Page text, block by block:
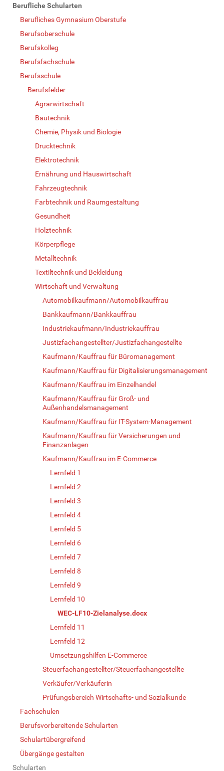
Berufliche Schularten
Berufliches Gymnasium Oberstufe
Berufsoberschule
Berufskolleg
Berufsfachschule
Berufsschule
Berufsfelder
Agrarwirtschaft
Bautechnik
Chemie, Physik und Biologie
Drucktechnik
Elektrotechnik
Ernährung und Hauswirtschaft
Fahrzeugtechnik
Farbtechnik und Raumgestaltung
Gesundheit
Holztechnik
Körperpflege
Metalltechnik
Textiltechnik und Bekleidung
Wirtschaft und Verwaltung
Automobilkaufmann/Automobilkauffrau
Bankkaufmann/Bankkauffrau
Industriekaufmann/Industriekauffrau
Justizfachangestellter/Justizfachangestellte
Kaufmann/Kauffrau für Büromanagement
Kaufmann/Kauffrau für Digitalisierungsmanagement
Kaufmann/Kauffrau im Einzelhandel
Kaufmann/Kauffrau für Groß- und
Außenhandelsmanagement
Kaufmann/Kauffrau für IT-System-Management
Kaufmann/Kauffrau für Versicherungen und
Finanzanlagen
Kaufmann/Kauffrau im E-Commerce
Lernfeld 1
Lernfeld 2
Lernfeld 3
Lernfeld 4
Lernfeld 5
Lernfeld 6
Lernfeld 7
Lernfeld 8
Lernfeld 9
Lernfeld 10
WEC-LF10-Zielanalyse.docx
Lernfeld 11
Lernfeld 12
Umsetzungshilfen E-Commerce
Steuerfachangestellter/Steuerfachangestellte
Verkäufer/Verkäuferin
Prüfungsbereich Wirtschafts- und Sozialkunde
Fachschulen
Berufsvorbereitende Schularten
Schulartübergreifend
Übergänge gestalten
Schularten